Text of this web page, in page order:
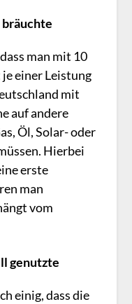
man mit 10
einer Leistung
mit
auf andere
Öl, Solar- oder
Hierbei
erste
man
vom
genutzte
einig, dass die